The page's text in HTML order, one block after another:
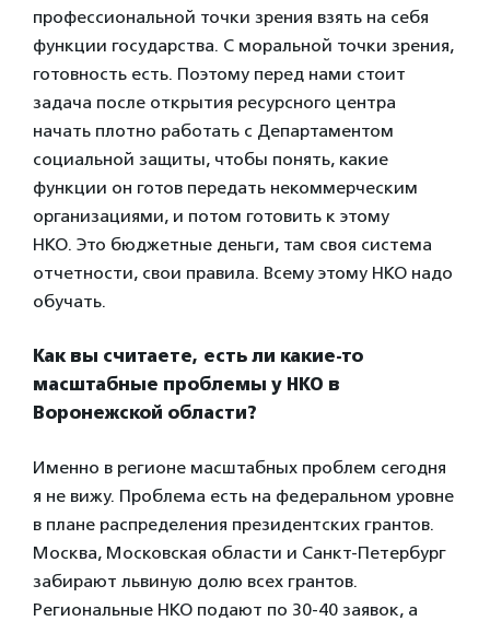
профессиональной точки зрения взять на себя
функции государства. С моральной точки зрения,
готовность есть. Поэтому перед нами стоит
задача после открытия ресурсного центра
начать плотно работать с Департаментом
социальной защиты, чтобы понять, какие
функции он готов передать некоммерческим
организациями, и потом готовить к этому
НКО. Это бюджетные деньги, там своя система
отчетности, свои правила. Всему этому НКО надо
обучать.
Как вы считаете, есть ли какие-то
масштабные проблемы у НКО в
Воронежской области?
Именно в регионе масштабных проблем сегодня
я не вижу. Проблема есть на федеральном уровне
в плане распределения президентских грантов.
Москва, Московская области и Санкт-Петербург
забирают львиную долю всех грантов.
Региональные НКО подают по 30-40 заявок, а